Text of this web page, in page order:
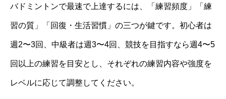
バドミントンで最速で上達するには、「練習頻度」「練
習の質」「回復・生活習慣」の三つが鍵です。初心者は
週2〜3回、中級者は週3〜4回、競技を目指すなら週4〜5
回以上の練習を目安とし、それぞれの練習内容や強度を
レベルに応じて調整してください。